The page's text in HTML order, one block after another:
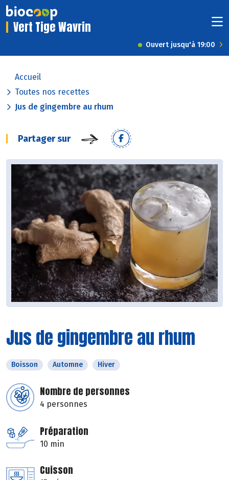
Vert Tige Wavrin
Ouvert jusqu'à 19:00
Accueil
Toutes nos recettes
Jus de gingembre au rhum
Partager sur
Jus de gingembre au rhum
Boisson Automne Hiver
Nombre de personnes
4 personnes
Préparation
10 min
Cuisson